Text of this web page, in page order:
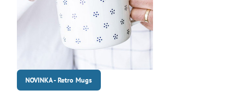
NOVINKA - Retro Mugs